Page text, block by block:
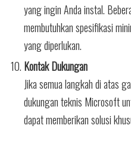
yang ingin Anda instal.
membutuhkan spesifikasi
yang diperlukan.
Kontak Dukungan
Jika semua langkah di atas
dukungan teknis Microsoft
dapat memberikan solusi